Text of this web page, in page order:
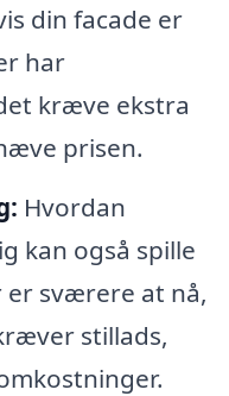
din facade er
har
kræve ekstra
prisen.
Hvordan
kan også spille
er sværere at nå,
stillads,